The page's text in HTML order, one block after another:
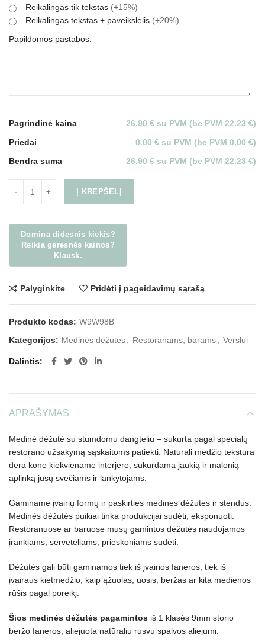
Reikalingas tik tekstas (+15%)
Reikalingas tekstas + paveikslėlis (+20%)
Papildomos pastabos:
Pagrindinė kaina
26.90 € su PVM (be PVM 22.23 €)
Priedai
0.00 € su PVM (be PVM 0.00 €)
Bendra suma
26.90 € su PVM (be PVM 22.23 €)
Į KREPŠELĮ
Palyginkite Pridėti į pageidavimų sąrašą
Produkto kodas: W9W98B
Kategorijos: Medinės dėžutės Restoranams, barams Verslui
Dalintis
APRAŠYMAS
Medinė dėžutė su stumdomu dangteliu – sukurta pagal specialų
restorano užsakymą sąskaitoms patiekti. Natūrali medžio tekstūra
dera kone kiekviename interjere, sukurdama jaukią ir malonią
aplinką jūsų svečiams ir lankytojams.
Gaminame įvairių formų ir paskirties medines dėžutes ir stendus.
Medinės dėžutės puikiai tinka produkcijai sudėti, eksponuoti.
Restoranuose ar baruose mūsų gamintos dėžutės naudojamos
įrankiams, servetėliams, prieskoniams sudėti.
Dėžutės gali būti gaminamos tiek iš įvairios faneros, tiek iš
įvairaus kietmedžio, kaip ąžuolas, uosis, beržas ar kita medienos
rūšis pagal poreikį.
Šios medinės dėžutės pagamintos iš 1 klasės 9mm storio
beržo faneros, aliejuota natūraliu rusvu spalvos aliejumi.